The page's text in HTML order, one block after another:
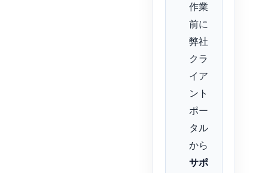
作業
前に
弊社
クラ
イア
ント
ポー
タル
から
サポ